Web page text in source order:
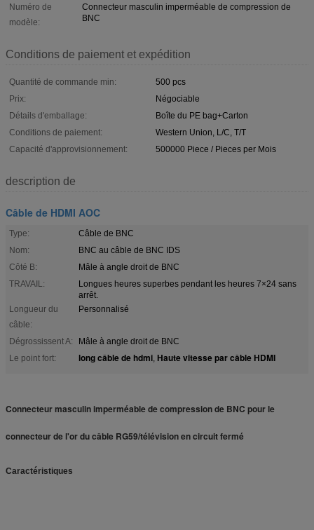
Numéro de
modèle:
Connecteur masculin imperméable de compression de
BNC
Conditions de paiement et expédition
Quantité de commande min:
500 pcs
Prix:
Négociable
Détails d'emballage:
Boîte du PE bag+Carton
Conditions de paiement:
Western Union, L/C, T/T
Capacité d'approvisionnement:
500000 Piece / Pieces per Mois
description de
Câble de HDMI AOC
Type:
Câble de BNC
Nom:
BNC au câble de BNC IDS
Côté B:
Mâle à angle droit de BNC
TRAVAIL:
Longues heures superbes pendant les heures 7×24 sans
arrêt.
Longueur du
câble:
Personnalisé
Dégrossissent A:
Mâle à angle droit de BNC
Le point fort:
long câble de hdmi, Haute vitesse par câble HDMI
Connecteur masculin imperméable de compression de BNC pour le
connecteur de l'or du câble RG59/télévision en circuit fermé
Caractéristiques